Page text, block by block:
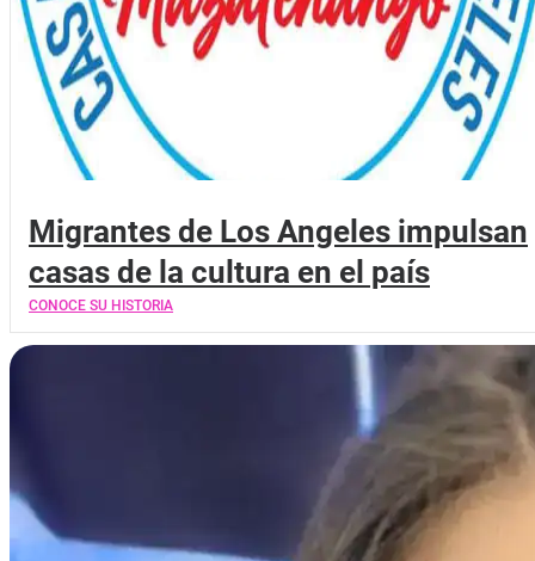
Migrantes de Los Angeles impulsan
casas de la cultura en el país
CONOCE SU HISTORIA